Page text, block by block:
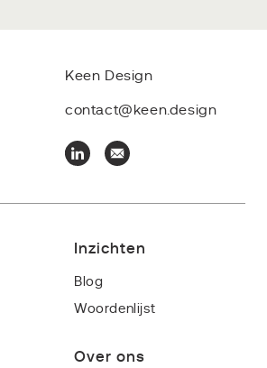
Keen Design
contact@keen.design
Inzichten
Blog
Woordenlijst
Over ons